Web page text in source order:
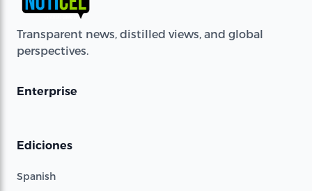
Transparent news, distilled views, and global
perspectives.
Enterprise
Ediciones
Spanish